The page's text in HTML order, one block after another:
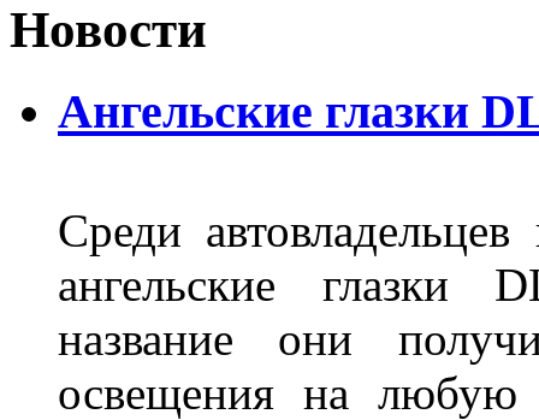
Новости
Ангельские глазки
Среди
ангельские глазки
название они
освещения на любую